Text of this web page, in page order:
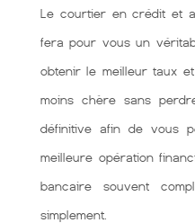
Le courtier en crédit et
fera pour vous un
obtenir le meilleur taux
moins chère sans
définitive afin de vous
meilleure opération
bancaire souvent
simplement.